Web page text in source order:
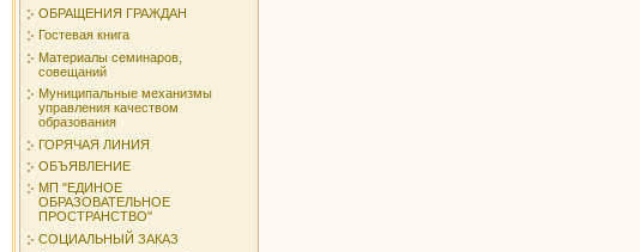
ОБРАЩЕНИЯ ГРАЖДАН
Гостевая книга
Материалы семинаров,
совещаний
Муниципальные механизмы
управления качеством
образования
ГОРЯЧАЯ ЛИНИЯ
ОБЪЯВЛЕНИЕ
МП "ЕДИНОЕ
ОБРАЗОВАТЕЛЬНОЕ
ПРОСТРАНСТВО"
СОЦИАЛЬНЫЙ ЗАКАЗ